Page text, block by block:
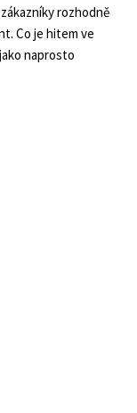
rozhodně
Co je hitem ve
naprosto